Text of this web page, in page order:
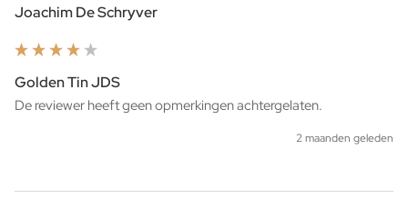
Joachim De Schryver
Golden Tin JDS
De reviewer heeft geen opmerkingen achtergelaten.
2 maanden geleden